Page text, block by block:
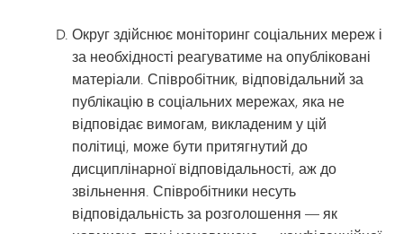
Округ здійснює моніторинг соціальних мереж і
за необхідності реагуватиме на опубліковані
матеріали. Співробітник, відповідальний за
публікацію в соціальних мережах, яка не
відповідає вимогам, викладеним у цій
політиці, може бути притягнутий до
дисциплінарної відповідальності, аж до
звільнення. Співробітники несуть
відповідальність за розголошення — як